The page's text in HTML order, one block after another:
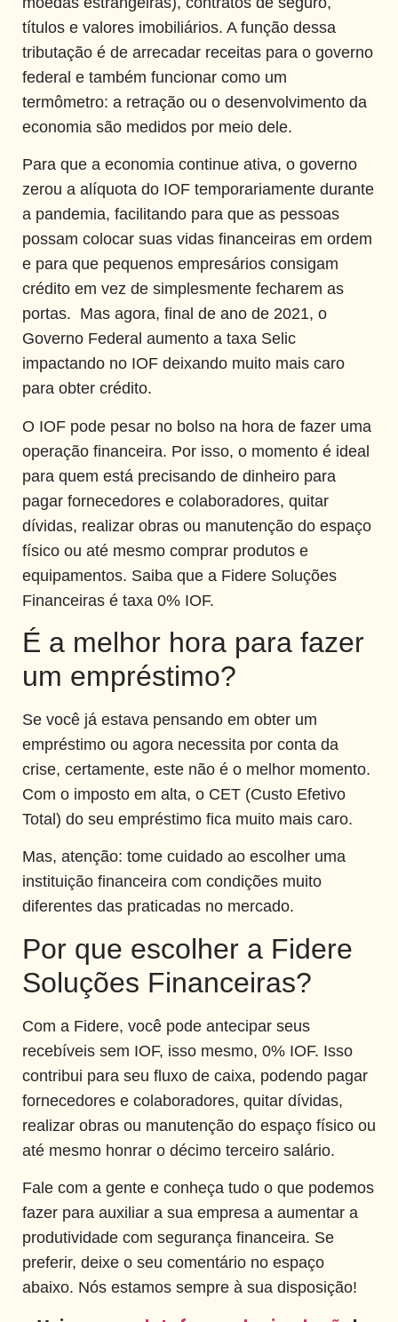
títulos e valores imobiliários. A função dessa
tributação é de arrecadar receitas para o governo
federal e também funcionar como um
termômetro: a retração ou o desenvolvimento da
economia são medidos por meio dele.
Para que a economia continue ativa, o governo
zerou a alíquota do IOF temporariamente durante
a pandemia, facilitando para que as pessoas
possam colocar suas vidas financeiras em ordem
e para que pequenos empresários consigam
crédito em vez de simplesmente fecharem as
portas. Mas agora, final de ano de 2021, o
Governo Federal aumento a taxa Selic
impactando no IOF deixando muito mais caro
para obter crédito.
O IOF pode pesar no bolso na hora de fazer uma
operação financeira. Por isso, o momento é ideal
para quem está precisando de dinheiro para
pagar fornecedores e colaboradores, quitar
dívidas, realizar obras ou manutenção do espaço
físico ou até mesmo comprar produtos e
equipamentos. Saiba que a Fidere Soluções
Financeiras é taxa 0% IOF.
É a melhor hora para fazer
um empréstimo?
Se você já estava pensando em obter um
empréstimo ou agora necessita por conta da
crise, certamente, este não é o melhor momento.
Com o imposto em alta, o CET (Custo Efetivo
Total) do seu empréstimo fica muito mais caro.
Mas, atenção: tome cuidado ao escolher uma
instituição financeira com condições muito
diferentes das praticadas no mercado.
Por que escolher a Fidere
Soluções Financeiras?
Com a Fidere, você pode antecipar seus
recebíveis sem IOF, isso mesmo, 0% IOF. Isso
contribui para seu fluxo de caixa, podendo pagar
fornecedores e colaboradores, quitar dívidas,
realizar obras ou manutenção do espaço físico ou
até mesmo honrar o décimo terceiro salário.
Fale com a gente e conheça tudo o que podemos
fazer para auxiliar a sua empresa a aumentar a
produtividade com segurança financeira. Se
preferir, deixe o seu comentário no espaço
abaixo. Nós estamos sempre à sua disposição!